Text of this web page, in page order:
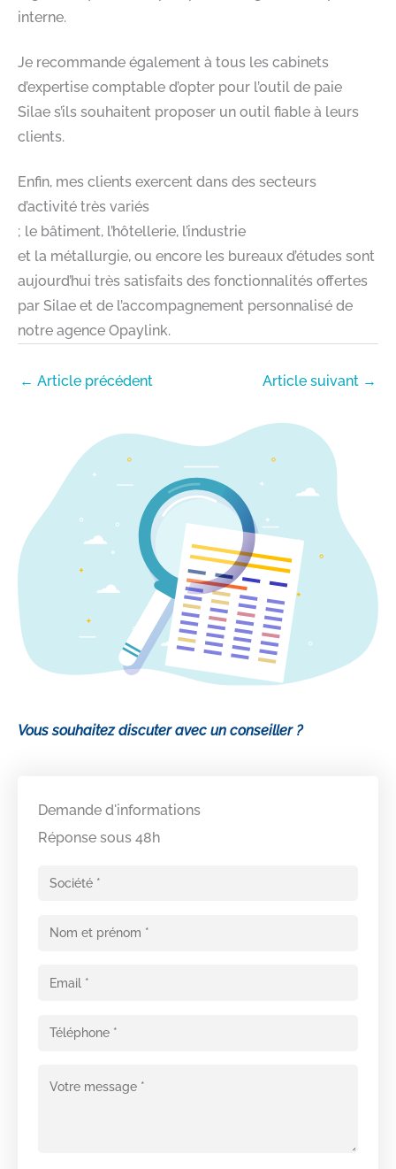
Vous souhaitez discuter avec un conseiller ?
Demande d'informations
Réponse sous 48h
interne.
Je recommande également à tous les cabinets
d’expertise comptable d’opter pour l’outil de paie
Silae s’ils souhaitent proposer un outil fiable à leurs
clients.
Enfin, mes clients exercent dans des secteurs
d’activité très variés
; le bâtiment, l’hôtellerie, l’industrie
et la métallurgie, ou encore les bureaux d’études sont
aujourd’hui très satisfaits des fonctionnalités offertes
par Silae et de l’accompagnement personnalisé de
notre agence Opaylink.
← Article précédent Article suivant →